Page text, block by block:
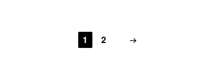
1 2